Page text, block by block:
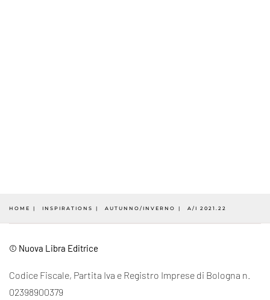
HOME INSPIRATIONS AUTUNNO/INVERNO A/I 2021.22
© Nuova Libra Editrice
Codice Fiscale, Partita Iva e Registro Imprese di Bologna n.
02398900379